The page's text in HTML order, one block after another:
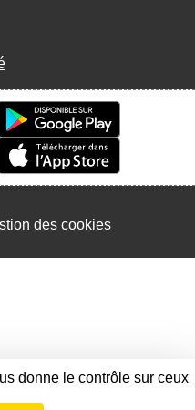
des cookies
donne le contrôle sur ceux